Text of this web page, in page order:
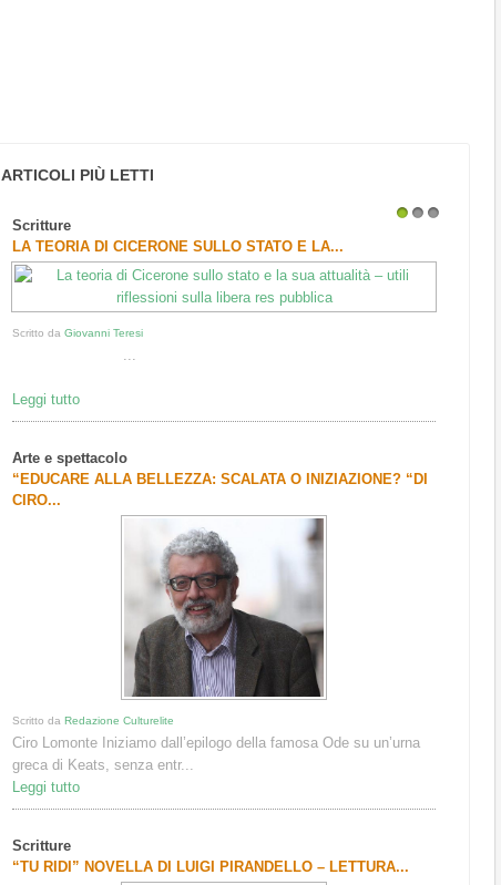
ARTICOLI PIÙ LETTI
Scritture
LA TEORIA DI CICERONE SULLO STATO E LA...
Scritto daGiovanni Teresi
...
Leggi tutto
Arte e spettacolo
“EDUCARE ALLA BELLEZZA: SCALATA O INIZIAZIONE? “DI
CIRO...
Scritto daRedazione Culturelite
Ciro Lomonte Iniziamo dall’epilogo della famosa Ode su un’urna
greca di Keats, senza entr...
Leggi tutto
Scritture
“TU RIDI” NOVELLA DI LUIGI PIRANDELLO – LETTURA...